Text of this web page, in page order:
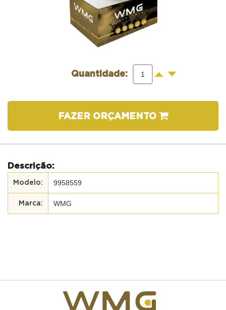
Quantidade: + -
FAZER ORÇAMENTO
Descrição:
9958559
WMG